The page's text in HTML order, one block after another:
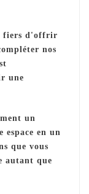
fiers d'offrir
nos
une
un
en un
que vous
autant que